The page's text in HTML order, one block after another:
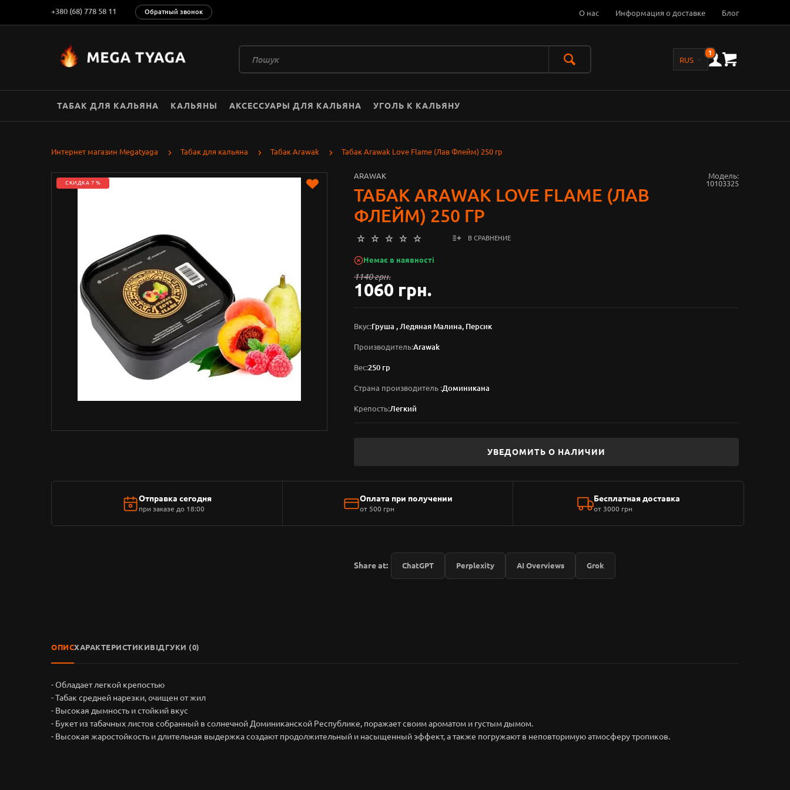
+380 (68) 778 58 11 Обратный звонок О нас Информация о доставке Блог
1
ТАБАК ДЛЯ КАЛЬЯНА КАЛЬЯНЫ АКСЕССУАРЫ ДЛЯ КАЛЬЯНА УГОЛЬ К КАЛЬЯНУ
Интернет магазин Megatyaga Табак для кальяна Табак Arawak Табак Arawak Love Flame (Лав Флейм) 250 гр
СКИДКА 7 %
Модель:
10103325
ARAWAK
ТАБАК ARAWAK LOVE FLAME (ЛАВ
ФЛЕЙМ) 250 ГР
В СРАВНЕНИЕ
Немає в наявності
1140 грн.
1060 грн.
Вкус:Груша , Ледяная Малина, Персик
Производитель:Arawak
Вес:250 гр
Страна производитель :Доминикана
Крепость:Легкий
УВЕДОМИТЬ О НАЛИЧИИ
Отправка сегодня
при заказе до 18:00
Оплата при получении
от 500 грн
Бесплатная доставка
от 3000 грн
Share at: ChatGPT Perplexity AI Overviews Grok
ОПИСХАРАКТЕРИСТИКИВІДГУКИ (0)
- Обладает легкой крепостью
- Табак средней нарезки, очищен от жил
- Высокая дымность и стойкий вкус
- Букет из табачных листов собранный в солнечной Доминиканской Республике, поражает своим ароматом и густым дымом.
- Высокая жаростойкость и длительная выдержка создают продолжительный и насыщенный эффект, а также погружают в неповторимую атмосферу тропиков.